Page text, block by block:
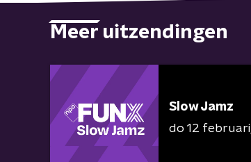
Meer uitzendingen
Slow Jamz
do 12 februari